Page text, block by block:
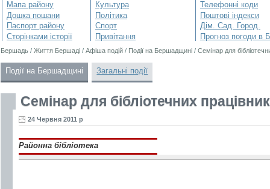
Мапа району
Дошка пошани
Паспорт району
Сторінками історії
Культура
Політика
Спорт
Привітання
Телефонні коди
Поштові індекси
Дім. Сад. Город.
Прогноз погоди в
Бершадь / Життя Бершаді / Афіша подій / Події на Бершадщині / Семінар для
Події на Бершадщині Загальні події
Семінар для бібліотечних
24 Червня 2011 р
Районна бібліотека